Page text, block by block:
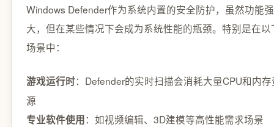
Windows Defender作为系统内置的安全防护，虽然功能强
大，但在某些情况下会成为系统性能的瓶颈。特别是在以
场景中：
游戏运行时：Defender的实时扫描会消耗大量CPU和内
源
专业软件使用：如视频编辑、3D建模等高性能需求场景